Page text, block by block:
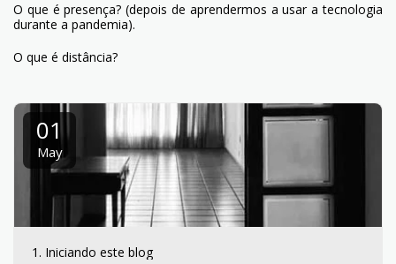
O que é presença? (depois de aprendermos a usar a tecnologia
durante a pandemia).
O que é distância?
01
May
1. Iniciando este blog